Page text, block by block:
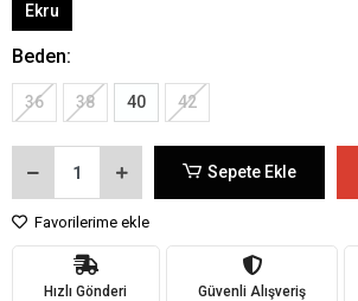
Ekru
Beden:
36 38 40 42
Sepete Ekle
Favorilerime ekle
Hızlı Gönderi Güvenli Alışveriş